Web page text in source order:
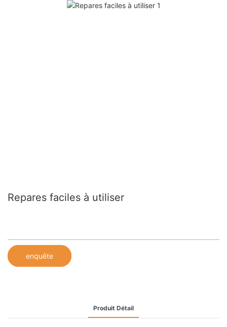
Repares faciles à utiliser
enquête
Produit Détail